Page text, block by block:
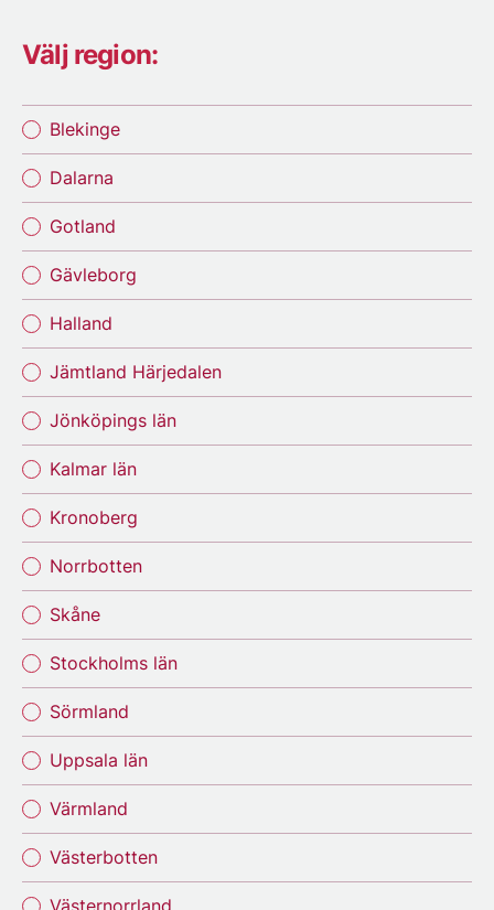
Välj region:
Blekinge
Dalarna
Gotland
Gävleborg
Halland
Jämtland Härjedalen
Jönköpings län
Kalmar län
Kronoberg
Norrbotten
Skåne
Stockholms län
Sörmland
Uppsala län
Värmland
Västerbotten
Västernorrland